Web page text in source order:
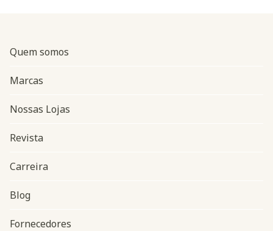
Navegação do rodapé
Quem somos
Marcas
Nossas Lojas
Revista
Carreira
Blog
Fornecedores